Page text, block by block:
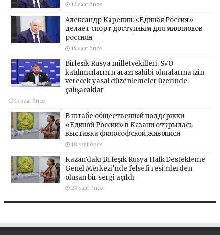
13 saat önce
Александр Карелин: «Единая Россия»
делает спорт доступным для миллионов
россиян
14 saat önce
Birleşik Rusya milletvekilleri, SVO
katılımcılarının arazi sahibi olmalarına izin
verecek yasal düzenlemeler üzerinde
çalışacaklar
17 saat önce
В штабе общественной поддержки
«Единой России» в Казани открылась
выставка философской живописи
18 saat önce
Kazan’daki Birleşik Rusya Halk Destekleme
Genel Merkezi’nde felsefi resimlerden
oluşan bir sergi açıldı
20 saat önce